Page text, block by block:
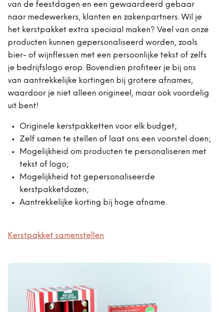
van de feestdagen en een gewaardeerd gebaar
naar medewerkers, klanten en zakenpartners. Wil je
het kerstpakket extra speciaal maken? Veel van onze
producten kunnen gepersonaliseerd worden, zoals
bier- of wijnflessen met een persoonlijke tekst of zelfs
je bedrijfslogo erop. Bovendien profiteer je bij ons
van aantrekkelijke kortingen bij grotere afnames,
waardoor je niet alleen origineel, maar ook voordelig
uit bent!
Originele kerstpakketten voor elk budget;
Zelf samen te stellen of laat ons een voorstel doen;
Mogelijkheid om producten te personaliseren met
tekst of logo;
Mogelijkheid tot gepersonaliseerde
kerstpakketdozen;
Aantrekkelijke korting bij hoge afname.
Kerstpakket samenstellen